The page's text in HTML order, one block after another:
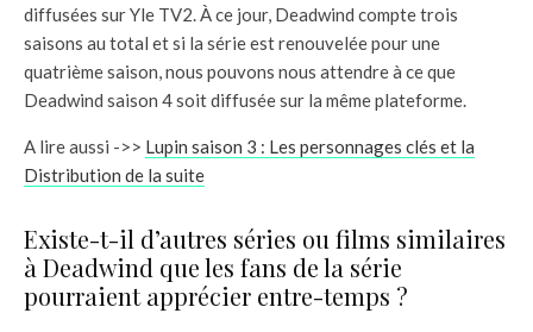
diffusées sur Yle TV2. À ce jour, Deadwind compte trois
saisons au total et si la série est renouvelée pour une
quatrième saison, nous pouvons nous attendre à ce que
Deadwind saison 4 soit diffusée sur la même plateforme.
A lire aussi ->> Lupin saison 3 : Les personnages clés et la
Distribution de la suite
Existe-t-il d’autres séries ou films similaires
à Deadwind que les fans de la série
pourraient apprécier entre-temps ?